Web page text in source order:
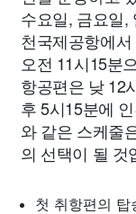
수요일, 금요일,
천국제공항에
오전 11시15분
항공편은 낮 12
후 5시15분에
와 같은 스케줄
의 선택이 될 것
첫 취항편의 탑